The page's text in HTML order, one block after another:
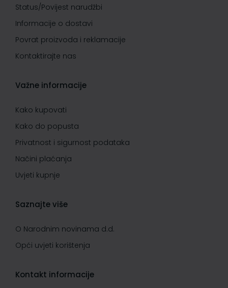
Status/Povijest narudžbi
Informacije o dostavi
Povrat proizvoda i reklamacije
Kontaktirajte nas
Važne informacije
Kako kupovati
Kako do popusta
Privatnost i sigurnost podataka
Načini plaćanja
Uvjeti kupnje
Saznajte više
O Narodnim novinama d.d.
Opći uvjeti korištenja
Kontakt informacije